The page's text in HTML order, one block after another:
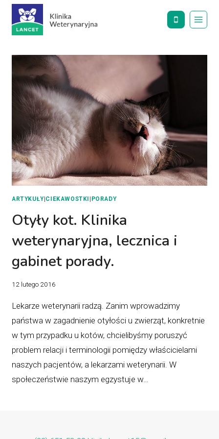
Przejdź
treści
ARTYKUŁY|CIEKAWOSTKI | PORADY
Otyły kot. Klinika
weterynaryjna, lecznica i
gabinet porady.
12 lutego 2016
Lekarze weterynarii radzą. Zanim wprowadzimy
państwa w zagadnienie otyłości u zwierząt, konkretnie
w tym przypadku u kotów, chcielibyśmy poruszyć
problem relacji i terminologii pomiędzy właścicielami
naszych pacjentów, a lekarzami weterynarii. W
społeczeństwie naszym egzystuje w…